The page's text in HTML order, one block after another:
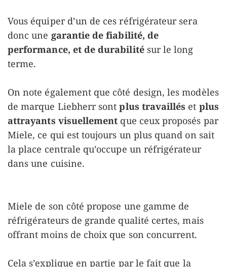
Vous équiper d’un de ces réfrigérateur sera
donc une garantie de fiabilité, de
performance, et de durabilitésur le long
terme.
On note également que côté design, les modèles
de marque Liebherr sontplus travaillés et plus
attrayants visuellement que ceux proposés par
Miele, ce qui est toujours un plus quand on sait
la place centrale qu’occupe un réfrigérateur
dans une cuisine.
Miele de son côté propose une gamme de
réfrigérateurs de grande qualité certes, mais
offrant moins de choix que son concurrent.
Cela s’explique en partie par le fait que la